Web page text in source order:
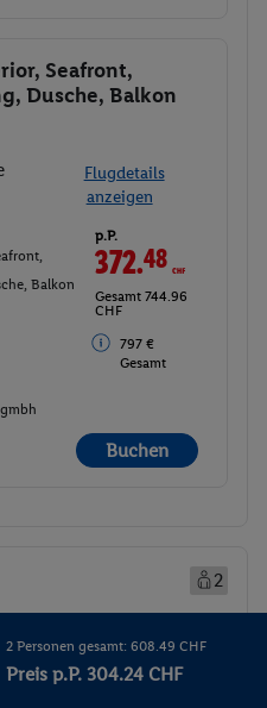
Seafront,
Dusche, Balkon
Flugdetails
anzeigen
Balkon
p.P.
372.48CHF
Gesamt 744.96
CHF
797 €
Gesamt
Buchen
2
2 Personen gesamt: 608.49 CHF
Preis p.P. 304.24 CHF